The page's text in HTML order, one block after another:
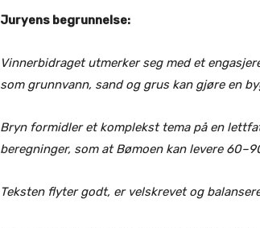
Juryens begrunnelse:
Vinnerbidraget utmerker seg med et
som grunnvann, sand og grus kan gjøre en
Bryn formidler et komplekst tema på en
beregninger, som at Bømoen kan levere
Teksten flyter godt, er velskrevet og